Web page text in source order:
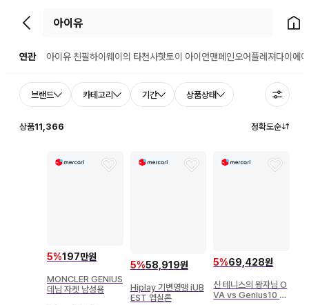
뒤로가기 홈으
연관 아이유 친필하이웨이의 타천사핫토이 아이언맨페인오어플레져다이에이
브랜드 카테고리 기간 상품상태
상품11,366 정확도순
5%197만원
MONCLER GENIUS
데님 자켓 남성용
5%58,919원
Hiplay 기변영맹 iUB
EST 엡실론
5%69,428원
신 테니스의 왕자님 O
VA vs Genius10 v